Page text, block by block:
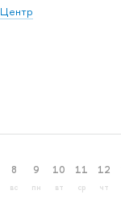
Центр
8
вс
9
пн
10
вт
11
ср
12
чт